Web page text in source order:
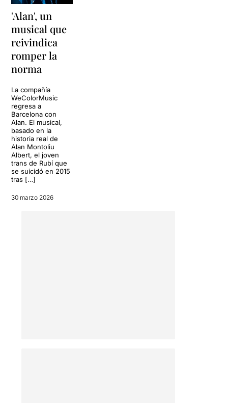
'Alan', un
musical que
reivindica
romper la
norma
La compañía
WeColorMusic
regresa a
Barcelona con
Alan. El musical,
basado en la
historia real de
Alan Montoliu
Albert, el joven
trans de Rubí que
se suicidó en 2015
tras […]
30 marzo 2026